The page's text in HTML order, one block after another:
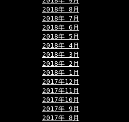
2018年 8月
2018年 7月
2018年 6月
2018年 5月
2018年 4月
2018年 3月
2018年 2月
2018年 1月
2017年12月
2017年11月
2017年10月
2017年 9月
2017年 8月